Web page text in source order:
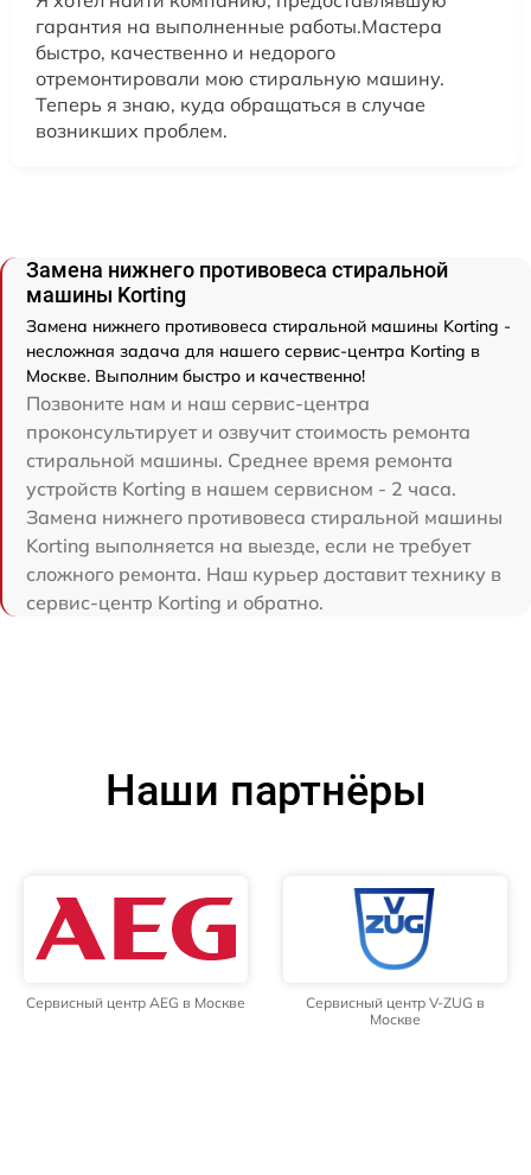
гарантия на выполненные работы.Мастера
быстро, качественно и недорого
отремонтировали мою стиральную машину.
Теперь я знаю, куда обращаться в случае
возникших проблем.
Замена нижнего противовеса стиральной
машины Korting
Замена нижнего противовеса стиральной машины Korting -
несложная задача для нашего сервис-центра Korting в
Москве. Выполним быстро и качественно!
Позвоните нам и наш сервис-центра
проконсультирует и озвучит стоимость ремонта
стиральной машины. Среднее время ремонта
устройств Korting в нашем сервисном - 2 часа.
Замена нижнего противовеса стиральной машины
Korting выполняется на выезде, если не требует
сложного ремонта. Наш курьер доставит технику в
сервис-центр Korting и обратно.
Наши партнёры
Сервисный центр AEG в Москве
Сервисный центр V-ZUG в
Москве